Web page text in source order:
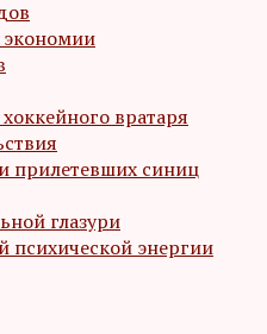
вратаря
прилетевших синиц
глазури
энергии